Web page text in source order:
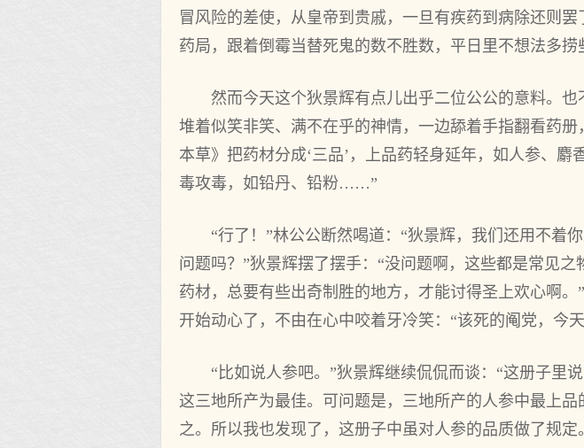
冒风险的差使，从皇帝到贵戚，一旦有疾药到病除还则
药局，跟着倒霉当替死鬼的数不胜数，平日里不想法多捞
然而今天这个狄景辉有点儿出乎二位公公的意料。
堆着似笑非笑、满不在乎的神情，一边舔着手指翻看药
本草》把药材分成‘三品’，上品药轻身延年，如人参、
毒攻毒，如铅丹、铅粉……”
“行了！”林公公断然喝道：“狄景辉，我们还用不着
问题吗？”狄景辉摆了摆手：“没问题啊，这些都是常见
药材，总要有些出奇制胜的地方，才能讨得圣上欢心啊
开始动心了，不由在心中咬着牙冷笑：“该死的阄党，今
“比如说人参吧。”狄景辉继续侃侃而谈：“这册子里
这三地所产为最佳。可问题是，三地所产的人参中最上
之。所以我也发现了，这册子中虽对人参的品质做了规